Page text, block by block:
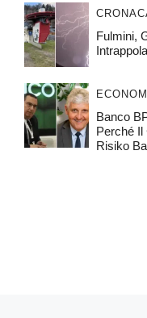
Fulmini,
Banco
Perché Il
Risiko